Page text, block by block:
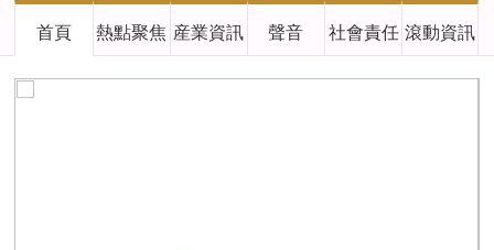
首頁 熱點聚焦 産業資訊 聲音 社會責任 滾動資訊